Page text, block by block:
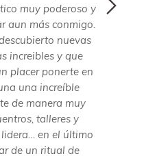
muy poderoso y
aun más conmigo.
nuevas
increibles y que
placer ponerte en
una increíble
de manera muy
talleres y
en el último
de un ritual de